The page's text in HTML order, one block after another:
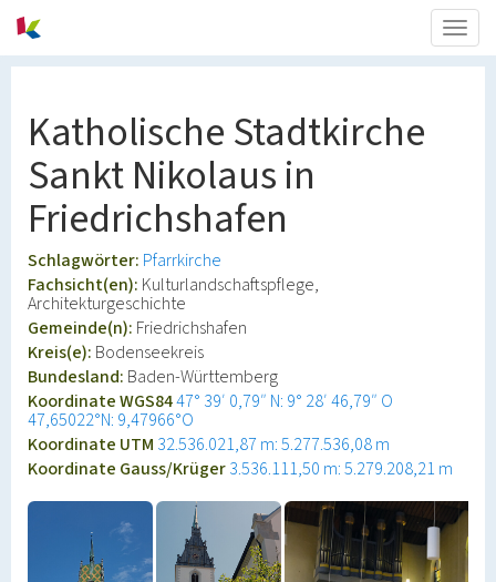
Katholische Stadtkirche
Sankt Nikolaus in
Friedrichshafen
Schlagwörter: Pfarrkirche
Fachsicht(en): Kulturlandschaftspflege,
Architekturgeschichte
Gemeinde(n): Friedrichshafen
Kreis(e): Bodenseekreis
Bundesland: Baden-Württemberg
Koordinate WGS8447° 39′ 0,79″ N: 9° 28′ 46,79″ O
47,65022°N: 9,47966°O
Koordinate UTM 32.536.021,87 m: 5.277.536,08 m
Koordinate Gauss/Krüger3.536.111,50 m: 5.279.208,21 m